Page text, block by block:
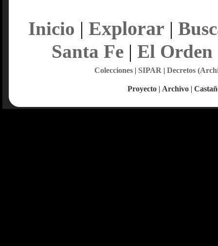
Inicio | Explorar |
Santa Fe| El Orden
Colecciones| SIPAR | Decretos
Proyecto | Archivo |